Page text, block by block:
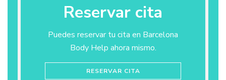
Reservar cita
Puedes reservar tu cita en Barcelona
Body Help ahora mismo.
RESERVAR CITA